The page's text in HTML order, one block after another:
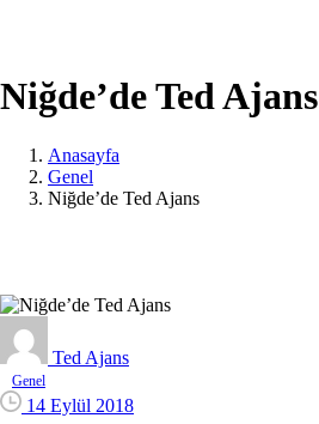
Niğde’de Ted Ajans
Anasayfa
Genel
Niğde’de Ted Ajans
Ted Ajans
Genel
14 Eylül 2018